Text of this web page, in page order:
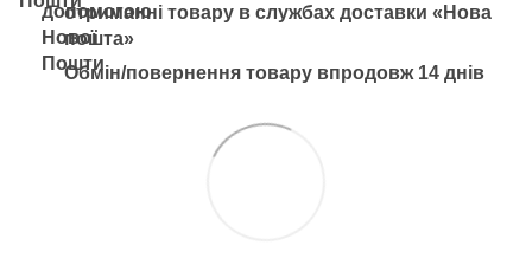
отриманні товару в службах доставки «Нова
пошта»
Обмін/повернення товару впродовж 14 днів